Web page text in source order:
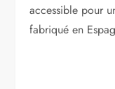
accessible pour
fabriqué en